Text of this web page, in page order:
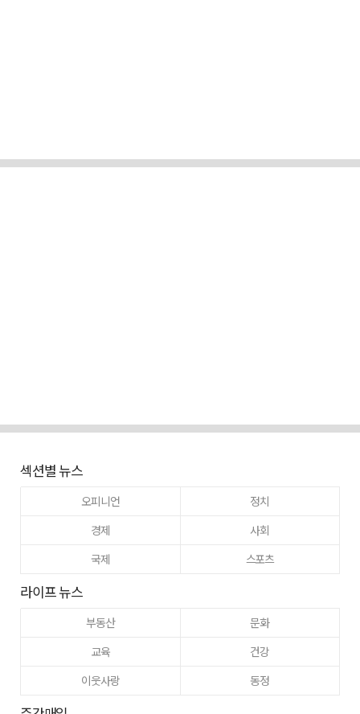
섹션별 뉴스
오피니언
정치
경제
사회
국제
스포츠
라이프 뉴스
부동산
문화
교육
건강
이웃사랑
동정